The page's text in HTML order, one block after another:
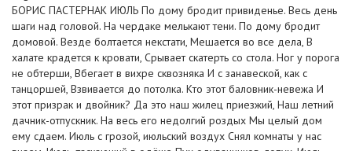
БОРИС ПАСТЕРНАК ИЮЛЬ По дому бродит привиденье. Весь день
шаги над головой. На чердаке мелькают тени. По дому бродит
домовой. Везде болтается некстати, Мешается во все дела, В
халате крадется к кровати, Срывает скатерть со стола. Ног у порога
не обтерши, Вбегает в вихре сквозняка И с занавеской, как с
танцоршей, Взвивается до потолка. Кто этот баловник-невежа И
этот призрак и двойник? Да это наш жилец приезжий, Наш летний
дачник-отпускник. На весь его недолгий роздых Мы целый дом
ему сдаем. Июль с грозой, июльский воздух Снял комнаты у нас